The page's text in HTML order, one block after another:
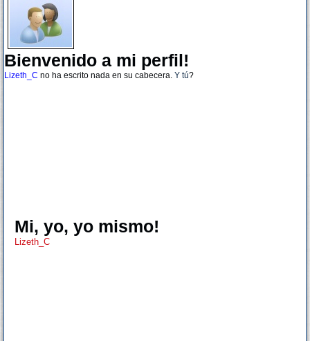
Bienvenido a mi perfil!
Lizeth_C no ha escrito nada en su cabecera. Y tú?
Mi, yo, yo mismo!
Lizeth_C